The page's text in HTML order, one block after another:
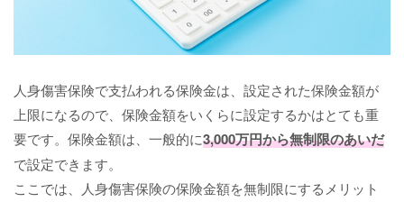
人身傷害保険で支払われる保険金は、設定された保険金額が
上限になるので、保険金額をいくらに設定するかはとても重
要です。保険金額は、一般的に3,000万円から無制限のあいだ
で設定できます。
ここでは、人身傷害保険の保険金額を無制限にするメリット